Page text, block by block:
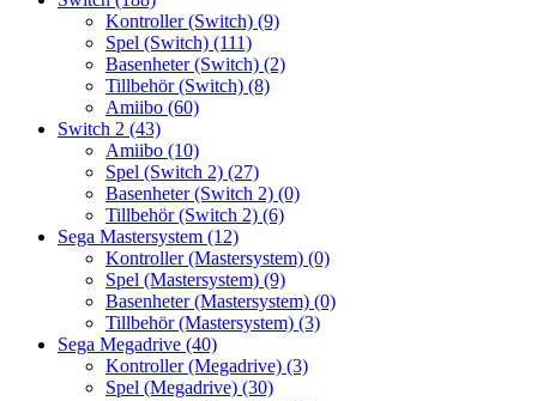
Kontroller (Switch) (9)
Spel (Switch) (111)
Basenheter (Switch) (2)
Tillbehör (Switch) (8)
Amiibo (60)
Switch 2 (43)
Amiibo (10)
Spel (Switch 2) (27)
Basenheter (Switch 2) (0)
Tillbehör (Switch 2) (6)
Sega Mastersystem (12)
Kontroller (Mastersystem) (0)
Spel (Mastersystem) (9)
Basenheter (Mastersystem) (0)
Tillbehör (Mastersystem) (3)
Sega Megadrive (40)
Kontroller (Megadrive) (3)
Spel (Megadrive) (30)